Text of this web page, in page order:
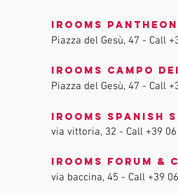
iRooms
Piazza del Gesù, 47 - Call
iRooms Campo
Piazza del Gesù, 47 - Call
iRooms Spanish
via vittoria, 32 - Call +39
iRooms Forum &
via baccina, 45 - Call +39